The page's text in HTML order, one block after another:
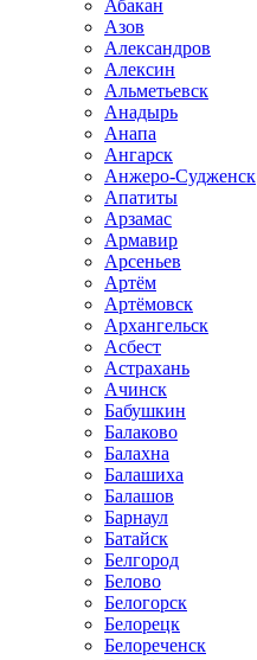
Абакан
Азов
Александров
Алексин
Альметьевск
Анадырь
Анапа
Ангарск
Анжеро-Судженск
Апатиты
Арзамас
Армавир
Арсеньев
Артём
Артёмовск
Архангельск
Асбест
Астрахань
Ачинск
Бабушкин
Балаково
Балахна
Балашиха
Балашов
Барнаул
Батайск
Белгород
Белово
Белогорск
Белорецк
Белореченск